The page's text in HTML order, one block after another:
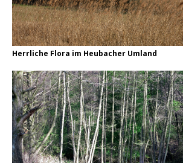
Herrliche Flora im Heubacher Umland